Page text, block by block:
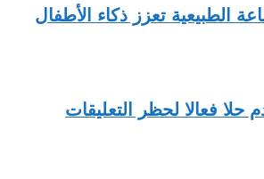
الطبيعية تعزز ذكاء الأطفال
حلا فعالا لحظر التعليقات